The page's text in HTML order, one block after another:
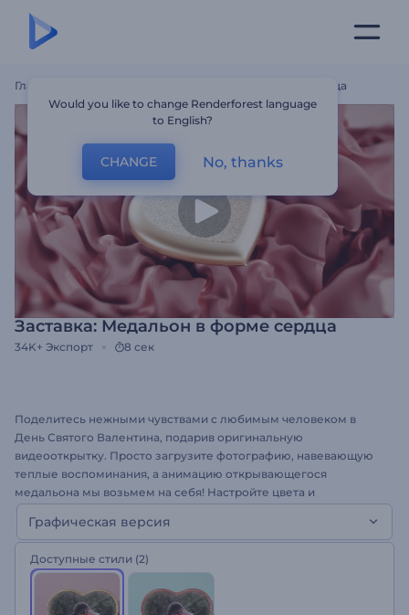
Главная Заставка: Медальон В Форме Сердца
Заставка: Медальон в форме сердца
34K+ Экспорт 8 сек
Поделитесь нежными чувствами с любимым человеком в
День Святого Валентина, подарив оригинальную
видеооткрытку. Просто загрузите фотографию, навевающую
теплые воспоминания, а анимацию открывающегося
медальона мы возьмем на себя! Настройте цвета и
музыкальный трек, чтобы создать идеальную атмосферу.
Создайте открытку с нежной анимацией!
Графическая версия
Доступные стили (2)
Would you like to change Renderforest language
to English?
CHANGE No, thanks